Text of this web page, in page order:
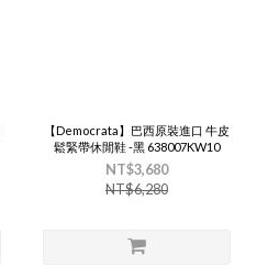
【Democrata】巴西原裝進口 牛皮
鬆緊帶休閒鞋 -黑 638007KW10
NT$3,680
NT$6,280